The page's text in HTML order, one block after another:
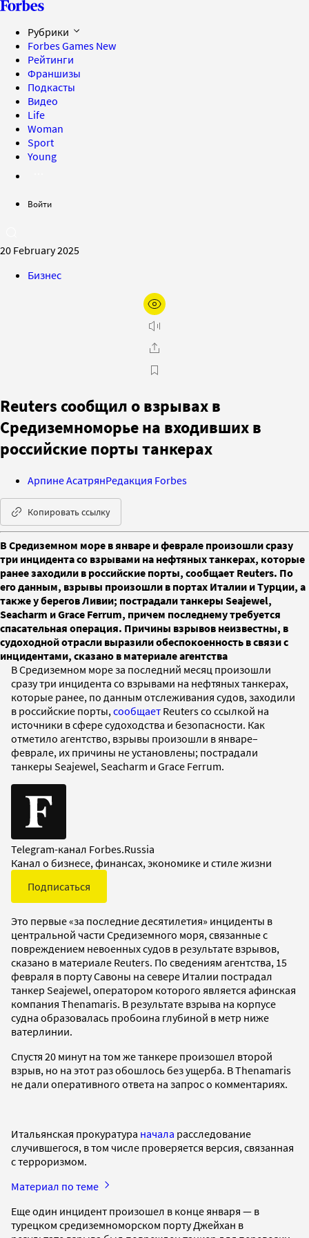
Рубрики
Forbes Games New
Рейтинги
Франшизы
Подкасты
Видео
Life
Woman
Sport
Young
Войти
20 February 2025
Бизнес
Reuters сообщил о взрывах в
Средиземноморье на входивших в
российские порты танкерах
Арпине АсатрянРедакция Forbes
Копировать ссылку
В Средиземном море в январе и феврале произошли сразу
три инцидента со взрывами на нефтяных танкерах, которые
ранее заходили в российские порты, сообщает Reuters. По
его данным, взрывы произошли в портах Италии и Турции, а
также у берегов Ливии; пострадали танкеры Seajewel,
Seacharm и Grace Ferrum, причем последнему требуется
спасательная операция. Причины взрывов неизвестны, в
судоходной отрасли выразили обеспокоенность в связи с
инцидентами, сказано в материале агентства
В Средиземном море за последний месяц произошли
сразу три инцидента со взрывами на нефтяных танкерах,
которые ранее, по данным отслеживания судов, заходили
в российские порты, сообщает Reuters со ссылкой на
источники в сфере судоходства и безопасности. Как
отметило агентство, взрывы произошли в январе–
феврале, их причины не установлены; пострадали
танкеры Seajewel, Seacharm и Grace Ferrum.
Telegram-канал Forbes.Russia
Канал о бизнесе, финансах, экономике и стиле жизни
Подписаться
Это первые «за последние десятилетия» инциденты в
центральной части Средиземного моря, связанные с
повреждением невоенных судов в результате взрывов,
сказано в материале Reuters. По сведениям агентства, 15
февраля в порту Савоны на севере Италии пострадал
танкер Seajewel, оператором которого является афинская
компания Thenamaris. В результате взрыва на корпусе
судна образовалась пробоина глубиной в метр ниже
ватерлинии.
Спустя 20 минут на том же танкере произошел второй
взрыв, но на этот раз обошлось без ущерба. В Thenamaris
не дали оперативного ответа на запрос о комментариях.
Итальянская прокуратура начала расследование
случившегося, в том числе проверяется версия, связанная
с терроризмом.
Материал по теме
Еще один инцидент произошел в конце января — в
турецком средиземноморском порту Джейхан в